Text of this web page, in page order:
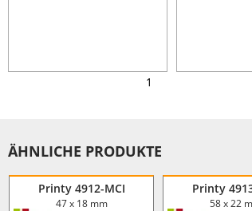
1
ÄHNLICHE PRODUKTE
Printy 4912-MCI
47 x 18 mm
Printy
58 x 22